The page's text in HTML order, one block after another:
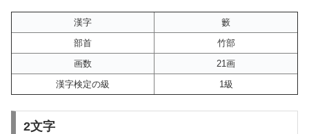
漢字
籔
部首
竹部
画数
21画
漢字検定の級
1級
2文字